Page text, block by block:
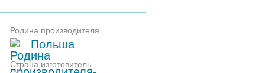
Родина производителя
Польша
Страна изготовитель